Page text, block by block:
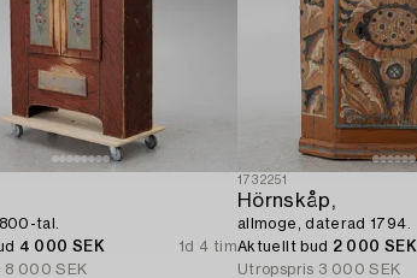
tal.
4 000 SEK
1d 4 tim
8 000 SEK
1732251
Hörnskåp,
allmoge, daterad 1794.
Aktuellt bud 2 000 SEK
Utropspris 3 000 SEK